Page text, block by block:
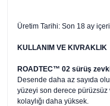
Üretim Tarihi: Son 18 ay
KULLANIM VE KIVRAKLIK
ROADTEC™ 02 sürüş
Desende daha az sayıda
yüzeyi son derece pürüzsüz
kolaylığı daha yüksek.